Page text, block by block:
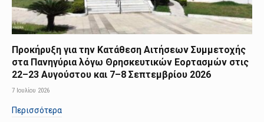
Προκήρυξη για την Κατάθεση Αιτήσεων Συμμετοχής
στα Πανηγύρια λόγω Θρησκευτικών Εορτασμών στις
22–23 Αυγούστου και 7–8 Σεπτεμβρίου 2026
7 Ιουλίου 2026
Περισσότερα